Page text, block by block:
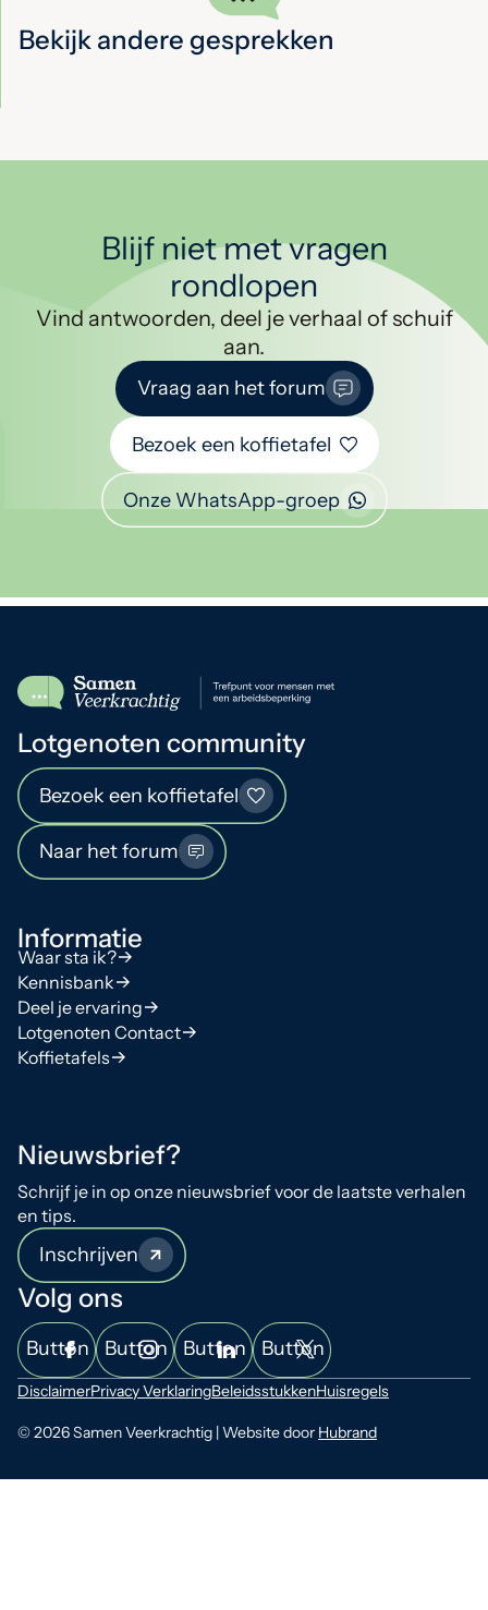
Bekijk andere gesprekken
Blijf niet met vragen
rondlopen
Vind antwoorden, deel je verhaal of schuif
aan.
Vraag aan het forum
Bezoek een koffietafel
Onze WhatsApp-groep
Lotgenoten community
Bezoek een koffietafel
Naar het forum
Informatie
Waar sta ik?
Kennisbank
Deel je ervaring
Lotgenoten Contact
Koffietafels
Nieuwsbrief?
Schrijf je in op onze nieuwsbrief voor de laatste verhalen
en tips.
Inschrijven
Volg ons
Button Button Button Button
© 2026 Samen Veerkrachtig | Website door Hubrand
DisclaimerPrivacy VerklaringBeleidsstukkenHuisregels